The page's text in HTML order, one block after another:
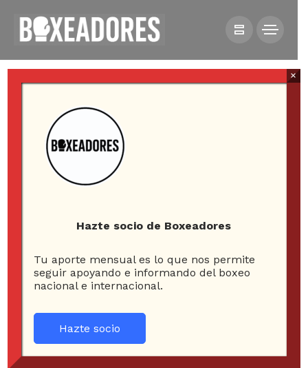
Espinosa
422
Hazte socio de Boxeadores
Tu aporte mensual es lo que nos permite
seguir apoyando e informando del boxeo
nacional e internacional.
Hazte socio
×